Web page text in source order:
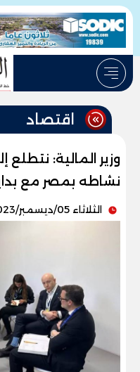
اقتصاد
وزير المالية: نتطلع
نشاطه بمصر مع
الثلاثاء 05/ديسمبر/2023 - 03:58 م